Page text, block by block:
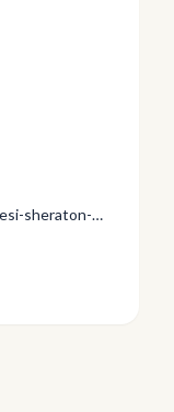
www.marriott.com/en-us/hotels/mlesi-sheraton-maldives-full-moon-resort-and-spa/overview/